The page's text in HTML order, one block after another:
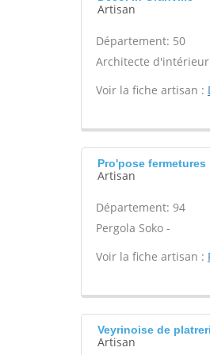
Artisan
Département: 50
Architecte
Voir la fiche artisan :
Pro'pose
Artisan
Département: 94
Pergola Soko -
Voir la fiche artisan :
Veyrinoise de
Artisan